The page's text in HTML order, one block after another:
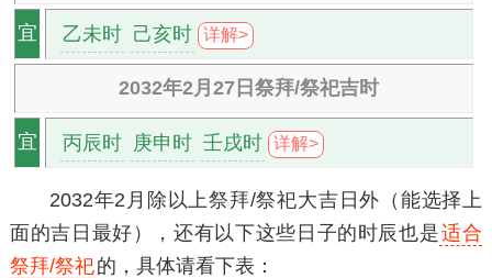
宜 乙未时 己亥时 详解>
2032年2月27日祭拜/祭祀吉时
宜 丙辰时 庚申时 壬戌时 详解>
2032年2月除以上祭拜/祭祀大吉日外（能选择上
面的吉日最好），还有以下这些日子的时辰也是适合
祭拜/祭祀的，具体请看下表：